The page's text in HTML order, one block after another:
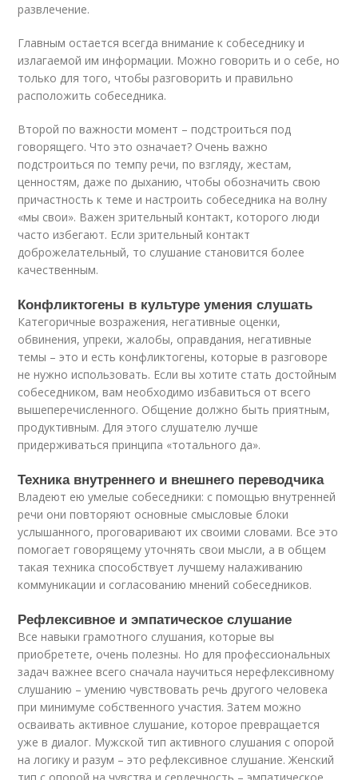
развлечение.
Главным остается всегда внимание к собеседнику и
излагаемой им информации. Можно говорить и о себе, но
только для того, чтобы разговорить и правильно
расположить собеседника.
Второй по важности момент – подстроиться под
говорящего. Что это означает? Очень важно
подстроиться по темпу речи, по взгляду, жестам,
ценностям, даже по дыханию, чтобы обозначить свою
причастность к теме и настроить собеседника на волну
«мы свои». Важен зрительный контакт, которого люди
часто избегают. Если зрительный контакт
доброжелательный, то слушание становится более
качественным.
Конфликтогены в культуре умения слушать
Категоричные возражения, негативные оценки,
обвинения, упреки, жалобы, оправдания, негативные
темы – это и есть конфликтогены, которые в разговоре
не нужно использовать. Если вы хотите стать достойным
собеседником, вам необходимо избавиться от всего
вышеперечисленного. Общение должно быть приятным,
продуктивным. Для этого слушателю лучше
придерживаться принципа «тотального да».
Техника внутреннего и внешнего переводчика
Владеют ею умелые собеседники: с помощью внутренней
речи они повторяют основные смысловые блоки
услышанного, проговаривают их своими словами. Все это
помогает говорящему уточнять свои мысли, а в общем
такая техника способствует лучшему налаживанию
коммуникации и согласованию мнений собеседников.
Рефлексивное и эмпатическое слушание
Все навыки грамотного слушания, которые вы
приобретете, очень полезны. Но для профессиональных
задач важнее всего сначала научиться нерефлексивному
слушанию – умению чувствовать речь другого человека
при минимуме собственного участия. Затем можно
осваивать активное слушание, которое превращается
уже в диалог. Мужской тип активного слушания с опорой
на логику и разум – это рефлексивное слушание. Женский